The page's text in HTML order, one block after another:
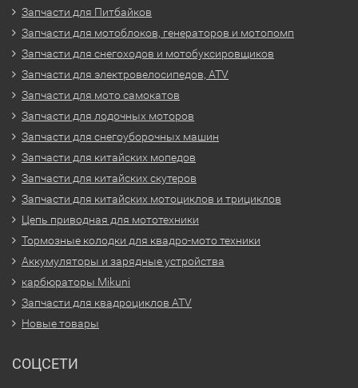
Запчасти для Питбайков
Запчасти для мотоблоков, генераторов и мотопомп
Запчасти для снегоходов и мотобуксировщиков
Запчасти для электровелосипедов, ATV
Запчасти для мото самокатов
Запчасти для лодочных моторов
Запчасти для снегоуборочных машин
Запчасти для китайских мопедов
Запчасти для китайских скутеров
Запчасти для китайских мотоциклов и трициклов
Цепь приводная для мототехники
Тормозные колодки для квадро-мото техники
Аккумуляторы и зарядные устройства
карбюраторы Mikuni
Запчасти для квадроциклов ATV
Новые товары
СОЦСЕТИ